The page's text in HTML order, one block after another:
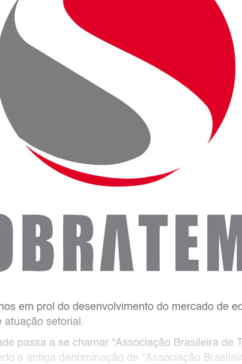
em prol do desenvolvimento do mercado de
atuação setorial.
passa a se chamar “Associação Brasileira de
a antiga denominação de "Associação